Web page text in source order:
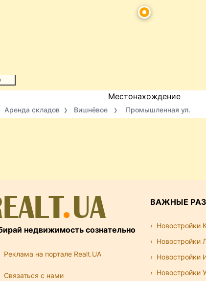
Местонахождение
Аренда складов Вишнёвое Промышленная ул.
недвижимость сознательно
Реклама на портале Realt.UA
Связаться с нами
ВАЖНЫЕ
Новостройки
Новостройки
Новостройки
Новостройки